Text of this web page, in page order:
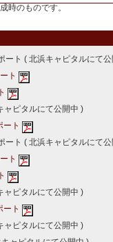
時のものです。
ート ( 北浜キャピタルにて公
ト
ャピタルにて公開中 )
ート
ート ( 北浜キャピタルにて公
ト
ャピタルにて公開中 )
ート
ャピタルにて公開中 )